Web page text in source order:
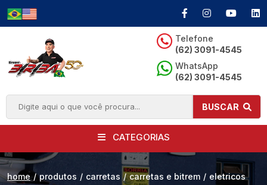
Telefone
(62) 3091-4545
WhatsApp
(62) 3091-4545
BUSCAR
CATEGORIAS
home / produtos / carretas / carretas e bitrem / eletricos